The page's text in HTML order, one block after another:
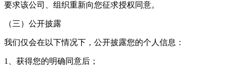
要求该公司、组织重新向您征求授权同意。
（三）公开披露
我们仅会在以下情况下，公开披露您的个人信息：
1、获得您的明确同意后；